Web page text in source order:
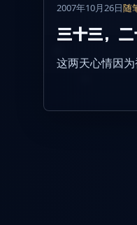
2007年10月26日随
三十三，
这两天心情因